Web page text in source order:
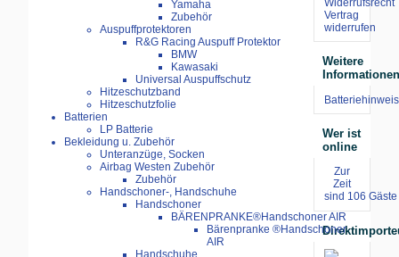
Yamaha
Zubehör
Auspuffprotektoren
R&G Racing Auspuff Protektor
BMW
Kawasaki
Universal Auspuffschutz
Hitzeschutzband
Hitzeschutzfolie
Batterien
LP Batterie
Bekleidung u. Zubehör
Unteranzüge, Socken
Airbag Westen Zubehör
Zubehör
Handschoner-, Handschuhe
Handschoner
BÄRENPRANKE®Handschoner AIR
Bärenpranke ®Handschoner
AIR
Handschuhe
Widerrufsrecht
Vertrag
widerrufen
Weitere
Batteriehinweis
Wer ist
online
Zur
Zeit
sind 106